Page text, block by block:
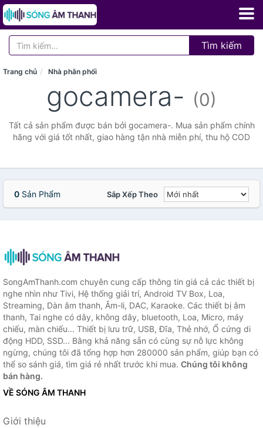
Tìm kiếm
Trang chủ Nhà phân phối
gocamera- (0)
Tất cả sản phẩm được bán bởi gocamera-. Mua sản phẩm chính
hãng với giá tốt nhất, giao hàng tận nhà miễn phí, thu hộ COD
0 Sản Phẩm Sắp Xếp Theo
SongAmThanh.com chuyên cung cấp thông tin giá cả các thiết bị
nghe nhìn như Tivi, Hệ thống giải trí, Android TV Box, Loa,
Streaming, Dàn âm thanh, Âm-li, DAC, Karaoke. Các thiết bị âm
thanh, Tai nghe có dây, không dây, bluetooth, Loa, Micro, máy
chiếu, màn chiếu... Thiết bị lưu trữ, USB, Đĩa, Thẻ nhớ, Ổ cứng di
động HDD, SSD... Bằng khả năng sẵn có cùng sự nỗ lực không
ngừng, chúng tôi đã tổng hợp hơn 280000 sản phẩm, giúp bạn có
thể so sánh giá, tìm giá rẻ nhất trước khi mua. Chúng tôi không
bán hàng.
VỀ SÓNG ÂM THANH
Giới thiệu